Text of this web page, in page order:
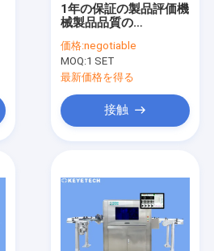
1年の保証の製品評価機
械製品品質の
価格:negotiable
MOQ:1 SET
最新価格を得る
接触